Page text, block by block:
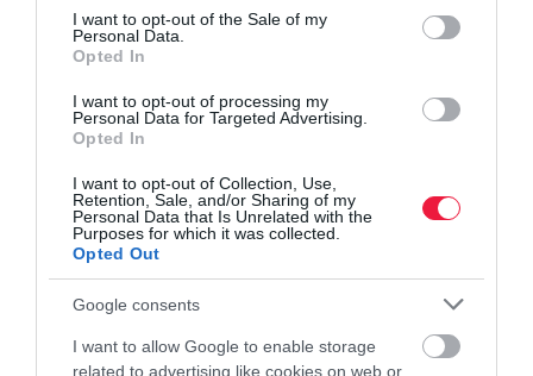
consent section.
I want to opt-out of the Sale of my
Personal Data.
Opted In
I want to opt-out of processing my
Personal Data for Targeted Advertising.
Opted In
I want to opt-out of Collection, Use,
Retention, Sale, and/or Sharing of my
Personal Data that Is Unrelated with the
Purposes for which it was collected.
Opted Out
Google consents
I want to allow Google to enable storage
related to advertising like cookies on web or